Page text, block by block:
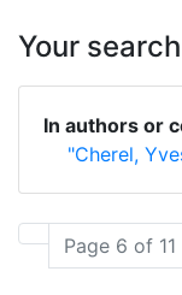
Your search
In authors or
"Cherel,
Page 6 of 11